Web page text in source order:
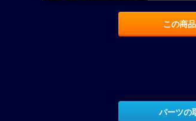
この商
パーツの